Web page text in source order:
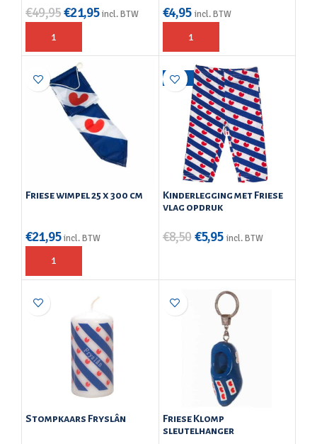
€49,95€21,95 incl. BTW €4,95 incl. BTW
Friese wimpel 25 x 300 cm
€21,95 incl. BTW
-30%
Kinderlegging met Friese
vlag opdruk
€8,50€5,95 incl. BTW
Stompkaars Fryslân
Friese Klomp
sleutelhanger